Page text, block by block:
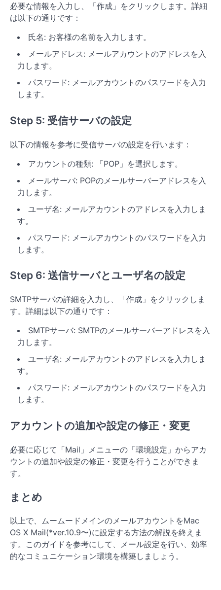
必要な情報を入力し、「作成」をクリックします。詳細
は以下の通りです：
氏名: お客様の名前を入力します。
メールアドレス: メールアカウントのアドレスを入
力します。
パスワード: メールアカウントのパスワードを入力
します。
Step 5: 受信サーバの設定
以下の情報を参考に受信サーバの設定を行います：
アカウントの種類: 「POP」を選択します。
メールサーバ: POPのメールサーバーアドレスを入
力します。
ユーザ名: メールアカウントのアドレスを入力しま
す。
パスワード: メールアカウントのパスワードを入力
します。
Step 6: 送信サーバとユーザ名の設定
SMTPサーバの詳細を入力し、「作成」をクリックしま
す。詳細は以下の通りです：
SMTPサーバ: SMTPのメールサーバーアドレスを入
力します。
ユーザ名: メールアカウントのアドレスを入力しま
す。
パスワード: メールアカウントのパスワードを入力
します。
アカウントの追加や設定の修正・変更
必要に応じて「Mail」メニューの「環境設定」からアカ
ウントの追加や設定の修正・変更を行うことができま
す。
まとめ
以上で、ムームードメインのメールアカウントをMac
OS X Mail(*ver.10.9〜)に設定する方法の解説を終えま
す。このガイドを参考にして、メール設定を行い、効率
的なコミュニケーション環境を構築しましょう。